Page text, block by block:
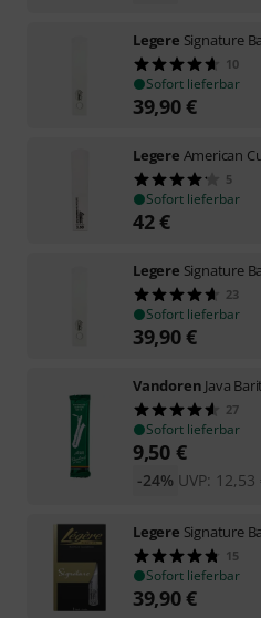
Legere Signature
10
Sofort lieferbar
39,90€
Legere American
5
Sofort lieferbar
42€
Legere Signature
23
Sofort lieferbar
39,90€
Vandoren Java
27
Sofort lieferbar
9,50 €
UVP: 12,53
-24%
Legere Signature
15
Sofort lieferbar
39,90€